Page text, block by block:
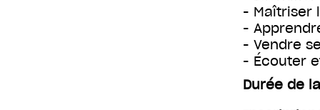
- Maîtriser
-
- Vendre
- Écouter
Durée de